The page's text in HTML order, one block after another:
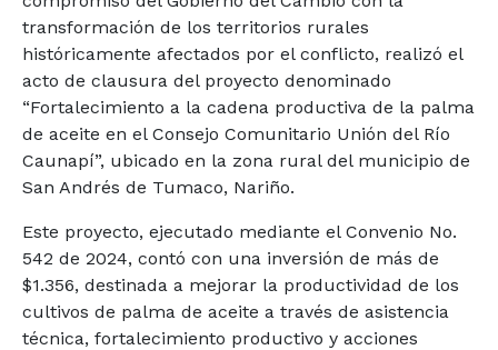
transformación de los territorios rurales
históricamente afectados por el conflicto, realizó el
acto de clausura del proyecto denominado
“Fortalecimiento a la cadena productiva de la palma
de aceite en el Consejo Comunitario Unión del Río
Caunapí”, ubicado en la zona rural del municipio de
San Andrés de Tumaco, Nariño.
Este proyecto, ejecutado mediante el Convenio No.
542 de 2024, contó con una inversión de más de
$1.356, destinada a mejorar la productividad de los
cultivos de palma de aceite a través de asistencia
técnica, fortalecimiento productivo y acciones